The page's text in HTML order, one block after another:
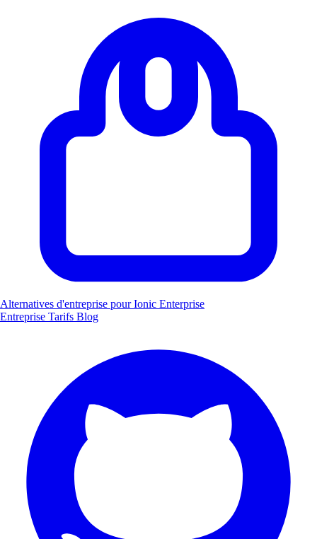
Alternatives d'entreprise pour Ionic Enterprise
Entreprise Tarifs Blog